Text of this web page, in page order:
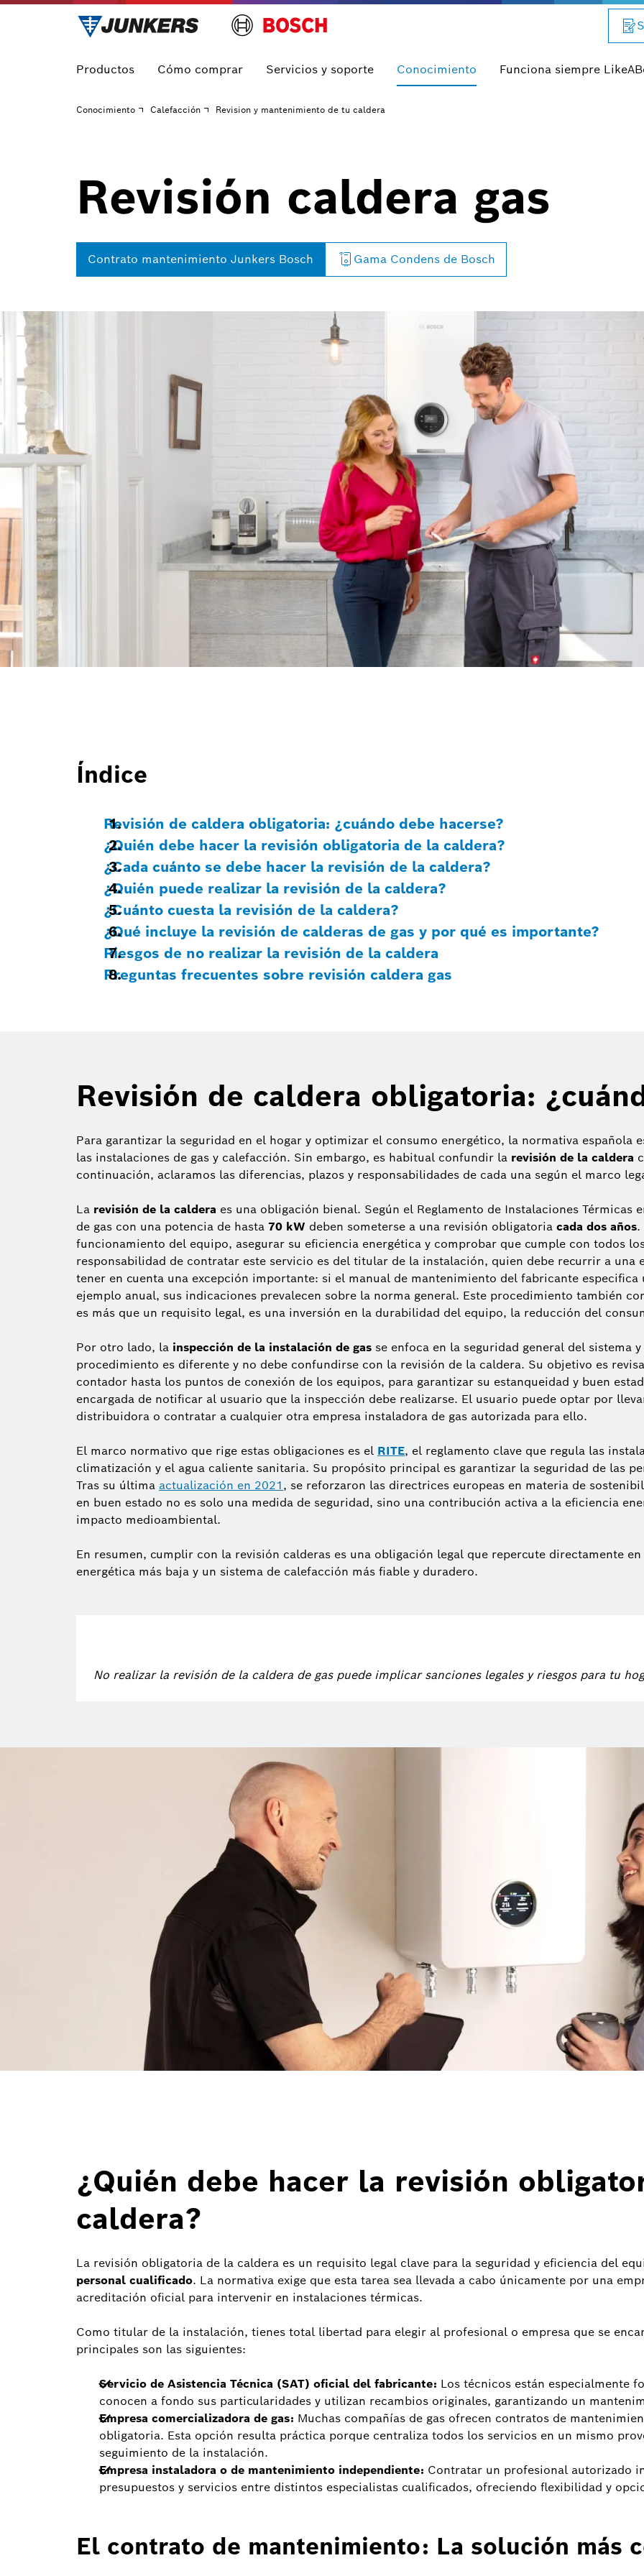
Productos Cómo comprar Servicios y soporte Conocimiento Funciona siempre
Conocimiento Calefacción Revision y mantenimiento de tu caldera
Revisión caldera gas
Contrato mantenimiento Junkers Bosch Gama Condens de Bosch
Índice
Revisión de caldera obligatoria: ¿cuándo debe hacerse?
¿Quién debe hacer la revisión obligatoria de la caldera?
¿Cada cuánto se debe hacer la revisión de la caldera?
¿Quién puede realizar la revisión de la caldera?
¿Cuánto cuesta la revisión de la caldera?
¿Qué incluye la revisión de calderas de gas y por qué es importante?
Riesgos de no realizar la revisión de la caldera
Preguntas frecuentes sobre revisión caldera gas
Revisión de caldera obligatoria:
Para garantizar la seguridad en el hogar y optimizar el consumo energético, la normativa española
las instalaciones de gas y calefacción. Sin embargo, es habitual confundir la revisión de la caldera
continuación, aclaramos las diferencias, plazos y responsabilidades de cada una según el marco
La revisión de la caldera es una obligación bienal. Según el Reglamento de Instalaciones Térmicas
de gas con una potencia de hasta 70 kW deben someterse a una revisión obligatoria cada dos años.
funcionamiento del equipo, asegurar su eficiencia energética y comprobar que cumple con todos
responsabilidad de contratar este servicio es del titular de la instalación, quien debe recurrir a una
tener en cuenta una excepción importante: si el manual de mantenimiento del fabricante
ejemplo anual, sus indicaciones prevalecen sobre la norma general. Este procedimiento también
es más que un requisito legal, es una inversión en la durabilidad del equipo, la reducción del
Por otro lado, la inspección de la instalación de gas se enfoca en la seguridad general del sistema
procedimiento es diferente y no debe confundirse con la revisión de la caldera. Su objetivo es
contador hasta los puntos de conexión de los equipos, para garantizar su estanqueidad y buen
encargada de notificar al usuario que la inspección debe realizarse. El usuario puede optar por
distribuidora o contratar a cualquier otra empresa instaladora de gas autorizada para ello.
El marco normativo que rige estas obligaciones es el RITE, el reglamento clave que regula las
climatización y el agua caliente sanitaria. Su propósito principal es garantizar la seguridad de las
Tras su última actualización en 2021, se reforzaron las directrices europeas en materia de
en buen estado no es solo una medida de seguridad, sino una contribución activa a la eficiencia
impacto medioambiental.
En resumen, cumplir con la revisión calderas es una obligación legal que repercute directamente
energética más baja y un sistema de calefacción más fiable y duradero.
No realizar la revisión de la caldera de gas puede implicar sanciones legales y riesgos para tu
¿Quién debe hacer la revisión
caldera?
La revisión obligatoria de la caldera es un requisito legal clave para la seguridad y eficiencia del
personal cualificado. La normativa exige que esta tarea sea llevada a cabo únicamente por una
acreditación oficial para intervenir en instalaciones térmicas.
Como titular de la instalación, tienes total libertad para elegir al profesional o empresa que se
principales son las siguientes:
Servicio de Asistencia Técnica (SAT) oficial del fabricante: Los técnicos están especialmente
conocen a fondo sus particularidades y utilizan recambios originales, garantizando un
Empresa comercializadora de gas: Muchas compañías de gas ofrecen contratos de
obligatoria. Esta opción resulta práctica porque centraliza todos los servicios en un mismo
seguimiento de la instalación.
Empresa instaladora o de mantenimiento independiente: Contratar un profesional autorizado
presupuestos y servicios entre distintos especialistas cualificados, ofreciendo flexibilidad y
El contrato de mantenimiento: La solución más